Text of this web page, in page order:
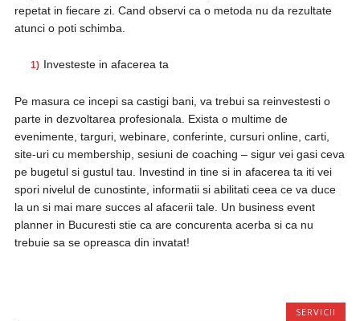
repetat in fiecare zi. Cand observi ca o metoda nu da rezultate
atunci o poti schimba.
Investeste in afacerea ta
Pe masura ce incepi sa castigi bani, va trebui sa reinvestesti o
parte in dezvoltarea profesionala. Exista o multime de
evenimente, targuri, webinare, conferinte, cursuri online, carti,
site-uri cu membership, sesiuni de coaching – sigur vei gasi ceva
pe bugetul si gustul tau. Investind in tine si in afacerea ta iti vei
spori nivelul de cunostinte, informatii si abilitati ceea ce va duce
la un si mai mare succes al afacerii tale. Un business event
planner in Bucuresti stie ca are concurenta acerba si ca nu
trebuie sa se opreasca din invatat!
SERVICII